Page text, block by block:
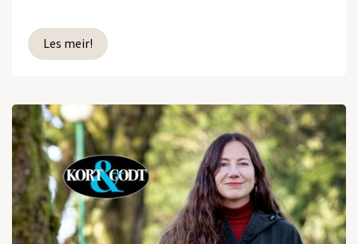
Les meir!